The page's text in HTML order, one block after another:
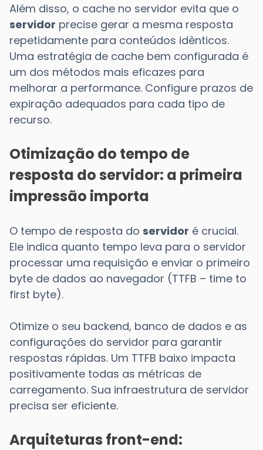
Além disso, o cache no servidor evita que o
servidor precise gerar a mesma resposta
repetidamente para conteúdos idênticos.
Uma estratégia de cache bem configurada é
um dos métodos mais eficazes para
melhorar a performance. Configure prazos de
expiração adequados para cada tipo de
recurso.
Otimização do tempo de
resposta do servidor: a primeira
impressão importa
O tempo de resposta do servidor é crucial.
Ele indica quanto tempo leva para o servidor
processar uma requisição e enviar o primeiro
byte de dados ao navegador (TTFB – time to
first byte).
Otimize o seu backend, banco de dados e as
configurações do servidor para garantir
respostas rápidas. Um TTFB baixo impacta
positivamente todas as métricas de
carregamento. Sua infraestrutura de servidor
precisa ser eficiente.
Arquiteturas front-end: